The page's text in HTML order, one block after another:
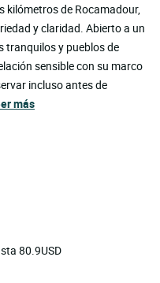
kilómetros de Rocamadour,
y claridad. Abierto a un
tranquilos y pueblos de
sensible con su marco
incluso antes de
más
80.9USD